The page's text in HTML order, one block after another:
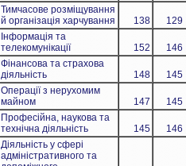
Тимчасове розміщування
й організація харчування
138
129
Інформація та
телекомунікації
152
146
Фінансова та страхова
діяльність
148
145
Операції з нерухомим
майном
147
145
Професійна, наукова та
технічна діяльність
145
146
Діяльність у сфері
адміністративного та